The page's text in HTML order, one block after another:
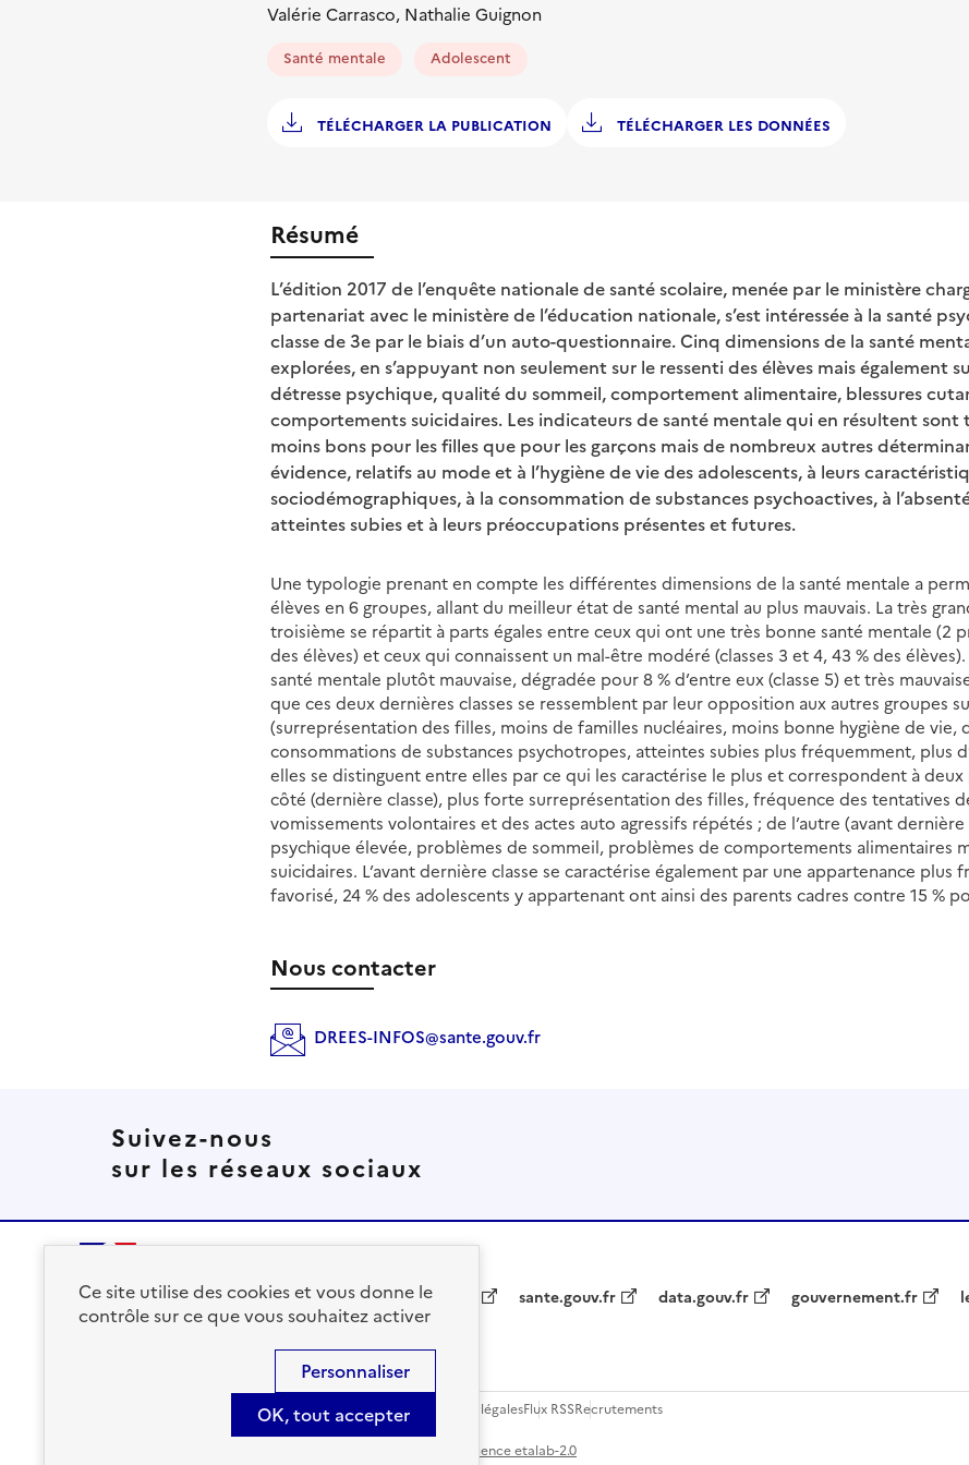
Valérie Carrasco, Nathalie Guignon
Santé mentale Adolescent
TÉLÉCHARGER LA PUBLICATION TÉLÉCHARGER LES DONNÉES
Résumé
L’édition 2017 de l’enquête nationale de santé scolaire, menée par le ministère
partenariat avec le ministère de l’éducation nationale, s’est intéressée à la santé
classe de 3e par le biais d’un auto-questionnaire. Cinq dimensions de la santé
explorées, en s’appuyant non seulement sur le ressenti des élèves mais également
détresse psychique, qualité du sommeil, comportement alimentaire, blessures
comportements suicidaires. Les indicateurs de santé mentale qui en résultent
moins bons pour les filles que pour les garçons mais de nombreux autres
évidence, relatifs au mode et à l’hygiène de vie des adolescents, à leurs
sociodémographiques, à la consommation de substances psychoactives, à
atteintes subies et à leurs préoccupations présentes et futures.
Une typologie prenant en compte les différentes dimensions de la santé mentale a
élèves en 6 groupes, allant du meilleur état de santé mental au plus mauvais. La très
troisième se répartit à parts égales entre ceux qui ont une très bonne santé mentale (2
des élèves) et ceux qui connaissent un mal-être modéré (classes 3 et 4, 43 % des
santé mentale plutôt mauvaise, dégradée pour 8 % d’entre eux (classe 5) et très
que ces deux dernières classes se ressemblent par leur opposition aux autres groupes
(surreprésentation des filles, moins de familles nucléaires, moins bonne hygiène de vie,
consommations de substances psychotropes, atteintes subies plus fréquemment, plus
elles se distinguent entre elles par ce qui les caractérise le plus et correspondent à
côté (dernière classe), plus forte surreprésentation des filles, fréquence des tentatives
vomissements volontaires et des actes auto agressifs répétés ; de l’autre (avant dernière
psychique élevée, problèmes de sommeil, problèmes de comportements alimentaires
suicidaires. L’avant dernière classe se caractérise également par une appartenance plus
favorisé, 24 % des adolescents y appartenant ont ainsi des parents cadres contre 15 %
Nous contacter
DREES-INFOS@sante.gouv.fr
Suivez-nous
sur les réseaux sociaux
solidarites.gouv.fr sante.gouv.fr data.gouv.fr gouvernement.fr
Contact S'abonnerPlan du site Mentions légalesFlux RSSRecrutements
licence etalab-2.0
Ce site utilise des cookies et vous donne le
contrôle sur ce que vous souhaitez activer
OK, tout accepter
Personnaliser